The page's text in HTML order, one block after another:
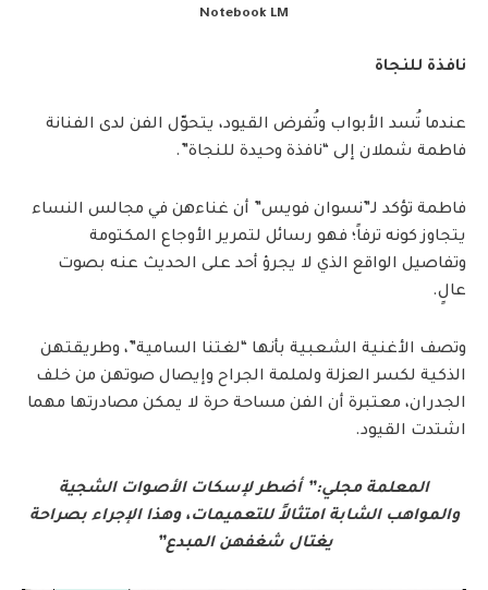
Notebook LM
​نافذة للنجاة
عندما تُسد الأبواب وتُفرض القيود، يتحوّل الفن لدى الفنانة
فاطمة شملان إلى “نافذة وحيدة للنجاة”.
فاطمة تؤكد لـ”نسوان فويس” أن غناءهن في مجالس النساء
يتجاوز كونه ترفاً؛ فهو رسائل لتمرير الأوجاع المكتومة
وتفاصيل الواقع الذي لا يجرؤ أحد على الحديث عنه بصوت
عالٍ.
وتصف الأغنية الشعبية بأنها “لغتنا السامية”، وطريقتهن
الذكية لكسر العزلة ولملمة الجراح وإيصال صوتهن من خلف
الجدران، معتبرة أن الفن مساحة حرة لا يمكن مصادرتها مهما
اشتدت القيود.
المعلمة مجلي:” أضطر لإسكات الأصوات الشجية
والمواهب الشابة امتثالاً للتعميمات، وهذا الإجراء بصراحة
يغتال شغفهن المبدع”